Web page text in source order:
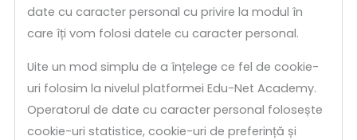
date cu caracter personal cu privire la modul în
care îți vom folosi datele cu caracter personal.
Uite un mod simplu de a înțelege ce fel de cookie-
uri folosim la nivelul platformei Edu-Net Academy.
Operatorul de date cu caracter personal folosește
cookie-uri statistice, cookie-uri de preferință și